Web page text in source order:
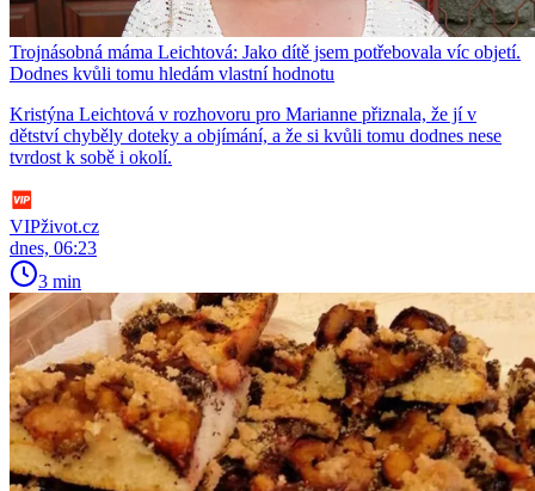
Trojnásobná máma Leichtová: Jako dítě jsem potřebovala víc objetí.
Dodnes kvůli tomu hledám vlastní hodnotu
Kristýna Leichtová v rozhovoru pro Marianne přiznala, že jí v
dětství chyběly doteky a objímání, a že si kvůli tomu dodnes nese
tvrdost k sobě i okolí.
VIPživot.cz
dnes, 06:23
3 min